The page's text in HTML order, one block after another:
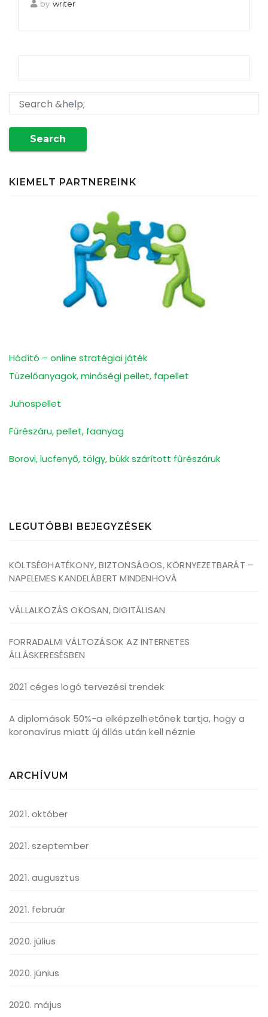
by writer
Search
KIEMELT PARTNEREINK
Hódító – online stratégiai játék
Tüzelőanyagok, minőségi pellet, fapellet
Juhospellet
Fűrészáru, pellet, faanyag
Borovi, lucfenyő, tölgy, bükk szárított fűrészáruk
LEGUTÓBBI BEJEGYZÉSEK
KÖLTSÉGHATÉKONY, BIZTONSÁGOS, KÖRNYEZETBARÁT –
NAPELEMES KANDELÁBERT MINDENHOVÁ
VÁLLALKOZÁS OKOSAN, DIGITÁLISAN
FORRADALMI VÁLTOZÁSOK AZ INTERNETES
ÁLLÁSKERESÉSBEN
2021 céges logó tervezési trendek
A diplomások 50%-a elképzelhetőnek tartja, hogy a
koronavírus miatt új állás után kell néznie
ARCHÍVUM
2021. október
2021. szeptember
2021. augusztus
2021. február
2020. július
2020. június
2020. május